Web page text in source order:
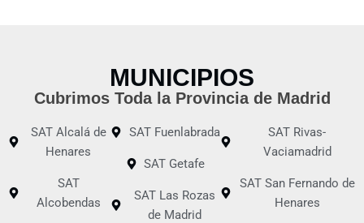
MUNICIPIOS
Cubrimos Toda la Provincia de Madrid
SAT Alcalá de
Henares
SAT
Alcobendas
SAT Fuenlabrada
SAT Getafe
SAT Las Rozas
de Madrid
SAT Rivas-
Vaciamadrid
SAT San Fernando de
Henares